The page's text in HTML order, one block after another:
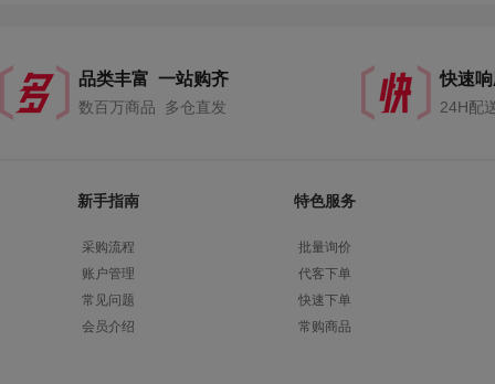
品类丰富 一站购齐
数百万商品 多仓直发
快速
24H配
新手指南
采购流程
账户管理
常见问题
会员介绍
特色服务
批量询价
代客下单
快速下单
常购商品